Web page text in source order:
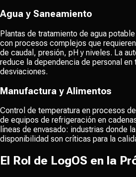
Agua y Saneamiento
Plantas de tratamiento de agua
con procesos complejos que
de caudal, presión, pH y niveles. La
reduce la dependencia de personal en
desviaciones.
Manufactura y Alimentos
Control de temperatura en procesos
de equipos de refrigeración en
líneas de envasado: industrias donde
disponibilidad son críticas para la
El Rol de LogOS en la